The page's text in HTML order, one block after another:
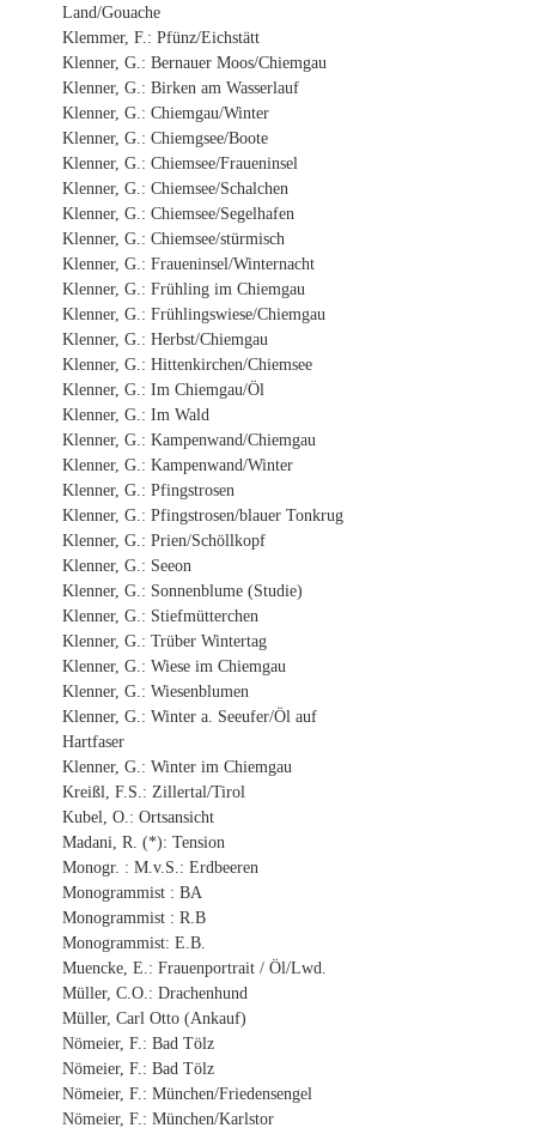
Land/Gouache
Klemmer, F.: Pfünz/Eichstätt
Klenner, G.: Bernauer Moos/Chiemgau
Klenner, G.: Birken am Wasserlauf
Klenner, G.: Chiemgau/Winter
Klenner, G.: Chiemgsee/Boote
Klenner, G.: Chiemsee/Fraueninsel
Klenner, G.: Chiemsee/Schalchen
Klenner, G.: Chiemsee/Segelhafen
Klenner, G.: Chiemsee/stürmisch
Klenner, G.: Fraueninsel/Winternacht
Klenner, G.: Frühling im Chiemgau
Klenner, G.: Frühlingswiese/Chiemgau
Klenner, G.: Herbst/Chiemgau
Klenner, G.: Hittenkirchen/Chiemsee
Klenner, G.: Im Chiemgau/Öl
Klenner, G.: Im Wald
Klenner, G.: Kampenwand/Chiemgau
Klenner, G.: Kampenwand/Winter
Klenner, G.: Pfingstrosen
Klenner, G.: Pfingstrosen/blauer Tonkrug
Klenner, G.: Prien/Schöllkopf
Klenner, G.: Seeon
Klenner, G.: Sonnenblume (Studie)
Klenner, G.: Stiefmütterchen
Klenner, G.: Trüber Wintertag
Klenner, G.: Wiese im Chiemgau
Klenner, G.: Wiesenblumen
Klenner, G.: Winter a. Seeufer/Öl auf
Hartfaser
Klenner, G.: Winter im Chiemgau
Kreißl, F.S.: Zillertal/Tirol
Kubel, O.: Ortsansicht
Madani, R. (*): Tension
Monogr. : M.v.S.: Erdbeeren
Monogrammist : BA
Monogrammist : R.B
Monogrammist: E.B.
Muencke, E.: Frauenportrait / Öl/Lwd.
Müller, C.O.: Drachenhund
Müller, Carl Otto (Ankauf)
Nömeier, F.: Bad Tölz
Nömeier, F.: Bad Tölz
Nömeier, F.: München/Friedensengel
Nömeier, F.: München/Karlstor